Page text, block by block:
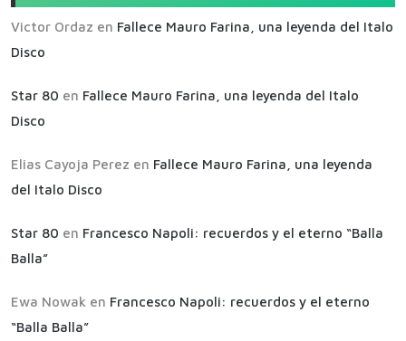
Victor Ordaz en Fallece Mauro Farina, una leyenda del Italo
Disco
Star 80 en Fallece Mauro Farina, una leyenda del Italo
Disco
Elias Cayoja Perez en Fallece Mauro Farina, una leyenda
del Italo Disco
Star 80 en Francesco Napoli: recuerdos y el eterno “Balla
Balla”
Ewa Nowak en Francesco Napoli: recuerdos y el eterno
“Balla Balla”